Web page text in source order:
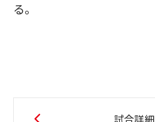
る。
試合詳細